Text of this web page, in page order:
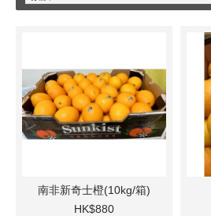
南非新奇士橙(10kg/箱)
HK$880